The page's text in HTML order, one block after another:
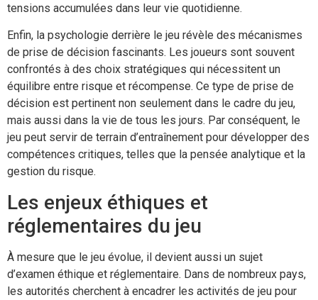
tensions accumulées dans leur vie quotidienne.
Enfin, la psychologie derrière le jeu révèle des mécanismes
de prise de décision fascinants. Les joueurs sont souvent
confrontés à des choix stratégiques qui nécessitent un
équilibre entre risque et récompense. Ce type de prise de
décision est pertinent non seulement dans le cadre du jeu,
mais aussi dans la vie de tous les jours. Par conséquent, le
jeu peut servir de terrain d’entraînement pour développer des
compétences critiques, telles que la pensée analytique et la
gestion du risque.
Les enjeux éthiques et
réglementaires du jeu
À mesure que le jeu évolue, il devient aussi un sujet
d’examen éthique et réglementaire. Dans de nombreux pays,
les autorités cherchent à encadrer les activités de jeu pour